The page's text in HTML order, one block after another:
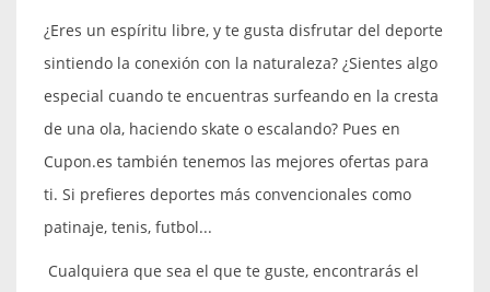
¿Eres un espíritu libre, y te gusta disfrutar del deporte
sintiendo la conexión con la naturaleza? ¿Sientes algo
especial cuando te encuentras surfeando en la cresta
de una ola, haciendo skate o escalando? Pues en
Cupon.es también tenemos las mejores ofertas para
ti. Si prefieres deportes más convencionales como
patinaje, tenis, futbol...
Cualquiera que sea el que te guste, encontrarás el